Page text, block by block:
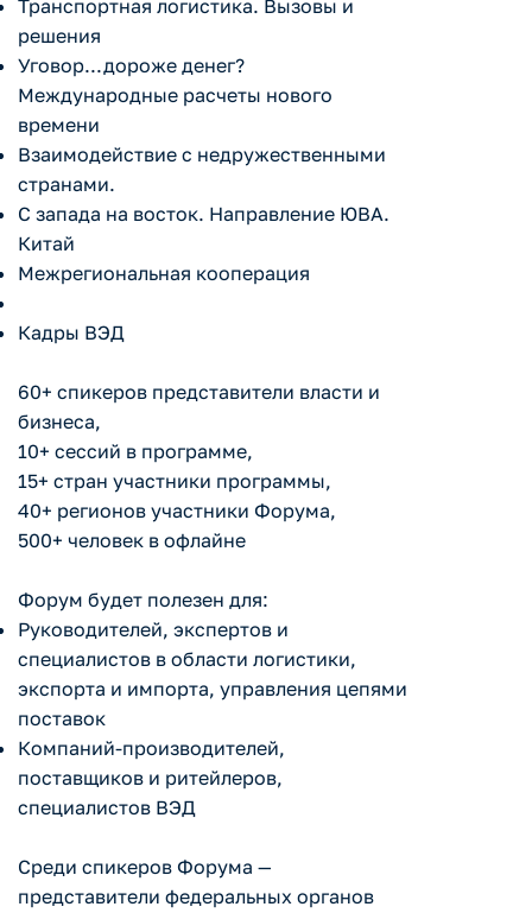
Транспортная логистика. Вызовы и
решения
Уговор...дороже денег?
Международные расчеты нового
времени
Взаимодействие с недружественными
странами.
С запада на восток. Направление ЮВА.
Китай
Межрегиональная кооперация
Кадры ВЭД
60+ спикеров представители власти и
бизнеса,
10+ сессий в программе,
15+ стран участники программы,
40+ регионов участники Форума,
500+ человек в офлайне
Форум будет полезен для:
Руководителей, экспертов и
специалистов в области логистики,
экспорта и импорта, управления цепями
поставок
Компаний-производителей,
поставщиков и ритейлеров,
специалистов ВЭД
Среди спикеров Форума —
представители федеральных органов